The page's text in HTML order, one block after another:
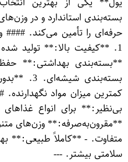
بسته‌بندی استاندارد و در
حرفه‌ای را تأمین می‌کند.
**بسته‌بندی بهداشتی:**
بسته‌بندی
کمترین میزان مواد
بی‌نظیر:** برای انواع
متفاوت. - **کاملاً طبیعی:**
سلامتی بیشتر. ---